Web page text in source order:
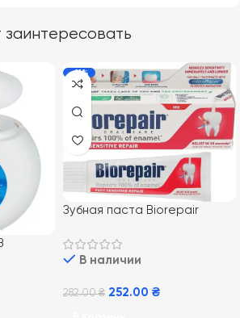
заинтересовать
-11%
Зубная паста Biorepair
чувствительности, 75 мл
В наличии
282.00₴ 252.00 ₴